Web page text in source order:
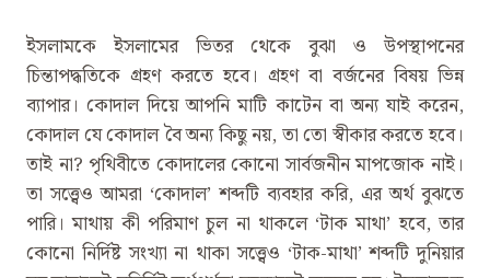
ইসলামকে ইসলামের ভিতর থেকে বুঝা ও উপস্থাপনের
চিন্তাপদ্ধতিকে গ্রহণ করতে হবে। গ্রহণ বা বর্জনের বিষয় ভিন্ন
ব্যাপার। কোদাল দিয়ে আপনি মাটি কাটেন বা অন্য যাই করেন,
কোদাল যে কোদাল বৈ অন্য কিছু নয়, তা তো স্বীকার করতে হবে।
তাই না? পৃথিবীতে কোদালের কোনো সার্বজনীন মাপজোক নাই।
তা সত্ত্বেও আমরা ‘কোদাল’ শব্দটি ব্যবহার করি, এর অর্থ বুঝতে
পারি। মাথায় কী পরিমাণ চুল না থাকলে ‘টাক মাথা’ হবে, তার
কোনো নির্দিষ্ট সংখ্যা না থাকা সত্ত্বেও ‘টাক-মাথা’ শব্দটি দুনিয়ার